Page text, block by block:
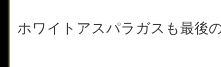
ホワイトアスパラガスも最後